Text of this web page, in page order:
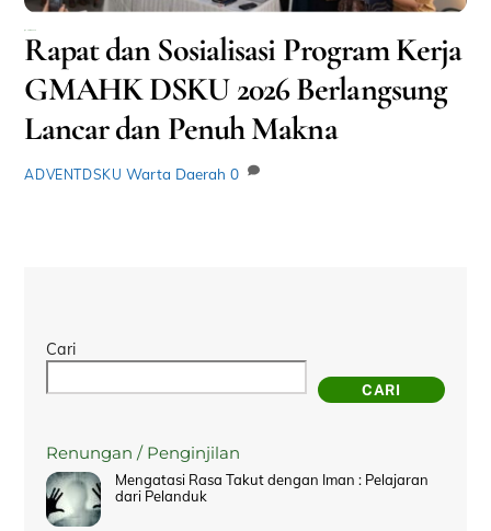
Rapat dan Sosialisasi Program Kerja
GMAHK DSKU 2026 Berlangsung
Lancar dan Penuh Makna
ADVENTDSKU Warta Daerah 0
Cari
CARI
Renungan / Penginjilan
Mengatasi Rasa Takut dengan Iman : Pelajaran
dari Pelanduk